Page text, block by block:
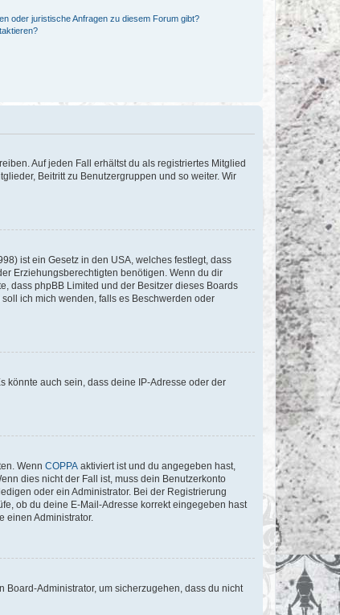
oder juristische Anfragen zu diesem Forum gibt?
Auf jeden Fall erhältst du als registriertes Mitglied
Beitritt zu Benutzergruppen und so weiter. Wir
ist ein Gesetz in den USA, welches festlegt, dass
Erziehungsberechtigten benötigen. Wenn du dir
dass phpBB Limited und der Besitzer dieses Boards
ich mich wenden, falls es Beschwerden oder
könnte auch sein, dass deine IP-Adresse oder der
Wenn COPPA aktiviert ist und du angegeben hast,
dies nicht der Fall ist, muss dein Benutzerkonto
oder ein Administrator. Bei der Registrierung
ob du deine E-Mail-Adresse korrekt eingegeben hast
einen Administrator.
Administrator, um sicherzugehen, dass du nicht